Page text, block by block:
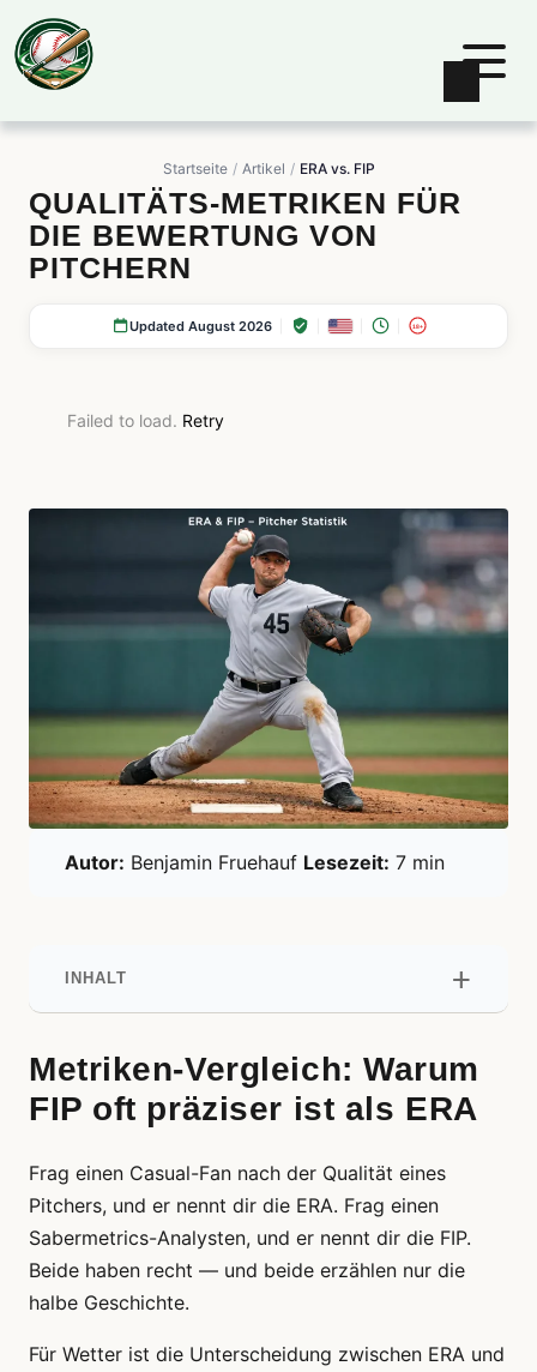
Startseite Artikel ERA vs. FIP
QUALITÄTS-METRIKEN FÜR
DIE BEWERTUNG VON
PITCHERN
Updated August 2026 18+
Failed to load. Retry
Autor: Benjamin Fruehauf Lesezeit: 7 min
INHALT
Metriken-Vergleich: Warum
FIP oft präziser ist als ERA
Frag einen Casual-Fan nach der Qualität eines
Pitchers, und er nennt dir die ERA. Frag einen
Sabermetrics-Analysten, und er nennt dir die FIP.
Beide haben recht — und beide erzählen nur die
halbe Geschichte.
Für Wetter ist die Unterscheidung zwischen ERA und